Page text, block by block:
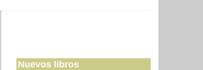
Nuevos libros